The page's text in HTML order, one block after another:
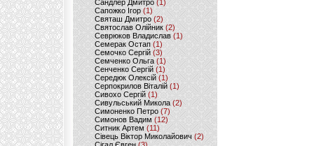
Сандлер Дмитро(1)
Сапожко Ігор(1)
Святаш Дмитро (2)
Святослав Олійник (2)
Севрюков Владислав (1)
Семерак Остап (1)
Семочко Сергій (3)
Семченко Ольга (1)
Сенченко Сергій(1)
Середюк Олексій(1)
Серпокрилов Віталій(1)
Сивохо Сергій(1)
Сивульський Микола(2)
Симоненко Петро(7)
Симонов Вадим (12)
Ситник Артем(11)
Сівець Віктор Миколайович(2)